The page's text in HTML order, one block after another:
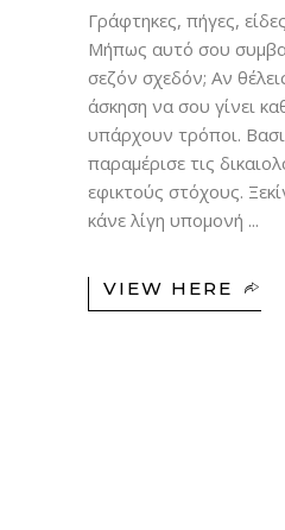
Γράφτηκες, πήγες,
Μήπως αυτό σου
σεζόν σχεδόν; Αν
άσκηση να σου γίνει
υπάρχουν τρόποι.
παραμέρισε τις
εφικτούς στόχους.
κάνε λίγη υπομονή
VIEW HERE